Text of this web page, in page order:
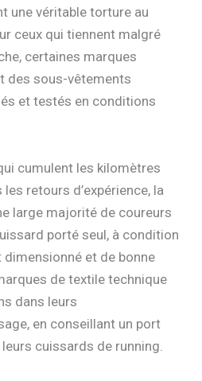
une véritable torture au
ceux qui tiennent malgré
certaines marques
des sous-vêtements
et testés en conditions
cumulent les kilomètres
retours d’expérience, la
large majorité de coureurs
porté seul, à condition
et de bonne
de textile technique
dans leurs
en conseillant un port
cuissards de running.